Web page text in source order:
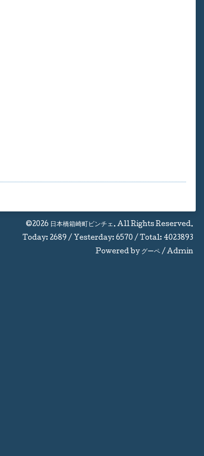
©2026 日本橋箱崎町ビンチェ . All Rights Reserved.
Today: 2689 / Yesterday: 6570 / Total: 4023893
Powered by グーペ / Admin